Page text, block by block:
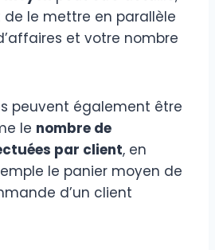
le mettre en parallèle
et votre nombre
peuvent également être
le nombre de
par client, en
le panier moyen de
d’un client